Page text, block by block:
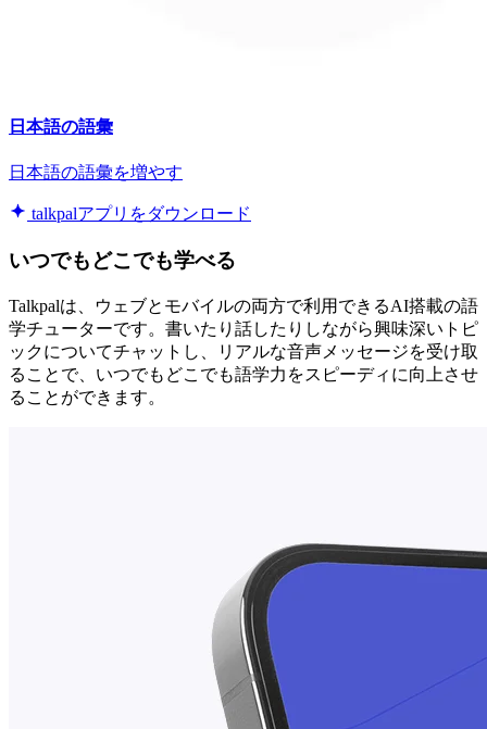
日本語の語彙
日本語の語彙を増やす
talkpalアプリをダウンロード
いつでもどこでも学べる
Talkpalは、ウェブとモバイルの両方で利用できるAI搭載の語
学チューターです。書いたり話したりしながら興味深いトピ
ックについてチャットし、リアルな音声メッセージを受け取
ることで、いつでもどこでも語学力をスピーディに向上させ
ることができます。